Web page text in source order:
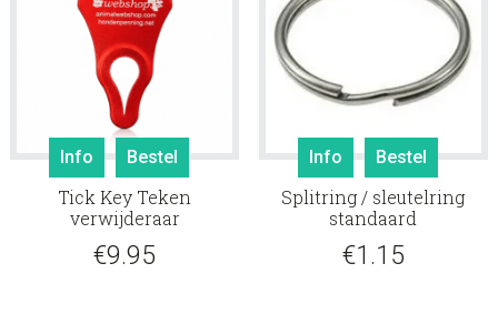
Info Bestel
Tick Key Teken
verwijderaar
€9.95
Info Bestel
Splitring / sleutelring
standaard
€1.15